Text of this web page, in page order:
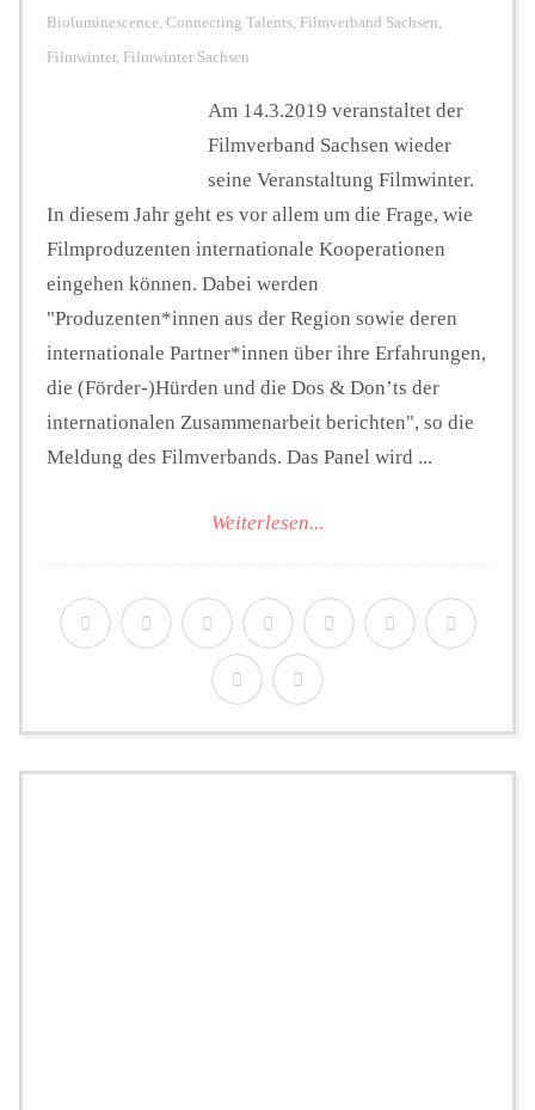
FUNKTURM-Beiträge
Podcast
Seminare
Unterstützen
Bioluminescence, Connecting Talents, Filmverband Sachsen,
Filmwinter, Filmwinter Sachsen
Am 14.3.2019 veranstaltet der
Filmverband Sachsen wieder
seine Veranstaltung Filmwinter.
In diesem Jahr geht es vor allem um die Frage, wie
Filmproduzenten internationale Kooperationen
eingehen können. Dabei werden
"Produzenten*innen aus der Region sowie deren
internationale Partner*innen über ihre Erfahrungen,
die (Förder-)Hürden und die Dos & Don’ts der
internationalen Zusammenarbeit berichten", so die
Meldung des Filmverbands. Das Panel wird ...
Weiterlesen...